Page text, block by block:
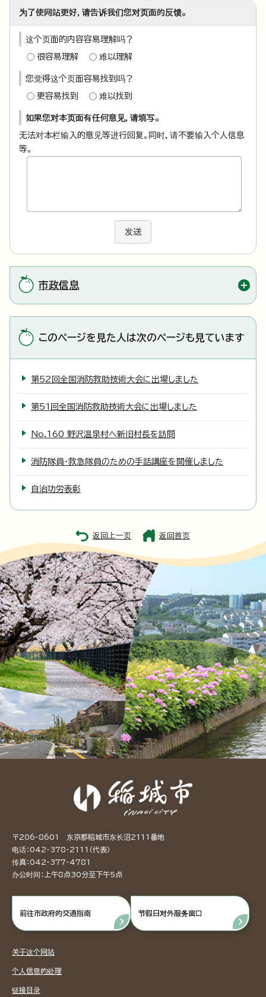
为了使网站更好，请告诉我们您对页面的反馈。
这个页面的内容容易理解吗？
很容易理解 难以理解
您觉得这个页面容易找到吗？
更容易找到 难以找到
如果您对本页面有任何意见，请填写。
无法对本栏输入的意见等进行回复。同时，请不要输入个人信息
等。
发送
市政信息
このページを見た人は次のページも見ています
第52回全国消防救助技術大会に出場しました
第51回全国消防救助技術大会に出場しました
No.160 野沢温泉村へ新旧村長を訪問
消防隊員・救急隊員のための手話講座を開催しました
自治功労表彰
返回上一页 返回首页
〒206-8601 东京都稻城市东长沼2111番地
电话：042-378-2111（代表）
传真：042-377-4781
办公时间：上午8点30分至下午5点
前往市政府的交通指南 节假日对外服务窗口
关于这个网站
个人信息的处理
链接目录